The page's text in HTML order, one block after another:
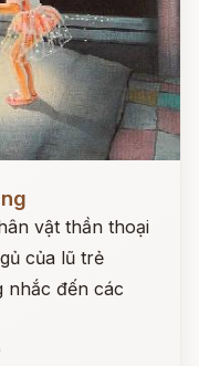
vật thần thoại
của lũ trẻ
nhắc đến các